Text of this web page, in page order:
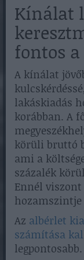
Kínálat
fontos
A kínálat
lakáskiadás
korábban. A
körüli bruttó
ami a
százalék
Ennél
hozamszintje
Az albérlet
számítása
legpontosabb.